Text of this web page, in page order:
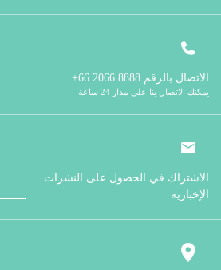
الاتصال بالرقم
يمكنك الاتصال بنا على مدار 24 ساعة
الاشتراك في الحصول على النشرات
الإخبارية